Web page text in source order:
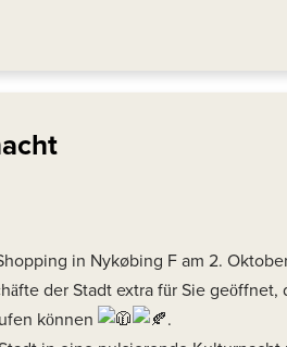
in Nykøbing F am 2.
der Stadt extra für Sie geöffnet,
können
.